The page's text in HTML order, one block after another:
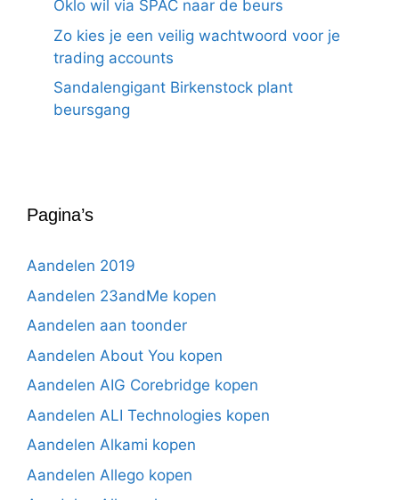
Oklo wil via SPAC naar de beurs
Zo kies je een veilig wachtwoord voor je
trading accounts
Sandalengigant Birkenstock plant
beursgang
Pagina’s
Aandelen 2019
Aandelen 23andMe kopen
Aandelen aan toonder
Aandelen About You kopen
Aandelen AIG Corebridge kopen
Aandelen ALI Technologies kopen
Aandelen Alkami kopen
Aandelen Allego kopen